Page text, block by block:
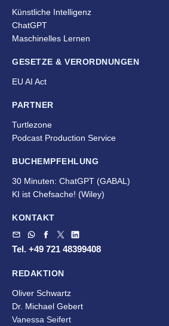
Künstliche Intelligenz
ChatGPT
Maschinelles Lernen
GESETZE & VERORDNUNGEN
EU AI Act
PARTNER
Turtlezone
Podcast Production Service
BUCHEMPFEHLUNG
30 Minuten: ChatGPT (GABAL)
KI ist Chefsache! (Wiley)
KONTAKT
Tel. +49 721 48399408
REDAKTION
Oliver Schwartz
Dr. Michael Gebert
Vanessa Seifert